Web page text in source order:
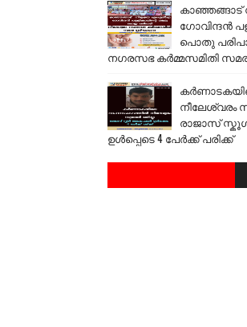
ഗോവിന്ദൻ
പൊതു
നഗരസഭ കർമ്മസമിതി
നീലേശ്വരം
രാജാസ്
ഉൾപ്പെടെ 4 പേർക്ക് പരിക്ക്